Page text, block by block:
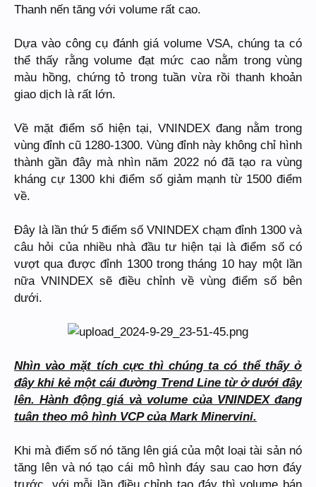
Thanh nến tăng với volume rất cao.
Dựa vào công cụ đánh giá volume VSA, chúng ta có
thể thấy rằng volume đạt mức cao nằm trong vùng
màu hồng, chứng tỏ trong tuần vừa rồi thanh khoản
giao dịch là rất lớn.
Về mặt điểm số hiện tại, VNINDEX đang nằm trong
vùng đỉnh cũ 1280-1300. Vùng đỉnh này không chỉ hình
thành gần đây mà nhìn năm 2022 nó đã tạo ra vùng
kháng cự 1300 khi điểm số giảm mạnh từ 1500 điểm
về.
Đây là lần thứ 5 điểm số VNINDEX chạm đỉnh 1300 và
câu hỏi của nhiều nhà đầu tư hiện tại là điểm số có
vượt qua được đỉnh 1300 trong tháng 10 hay một lần
nữa VNINDEX sẽ điều chỉnh về vùng điểm số bên
dưới.
Nhìn vào mặt tích cực thì chúng ta có thể thấy ở
đây khi kẻ một cái đường Trend Line từ ở dưới đây
lên. Hành động giá và volume của VNINDEX đang
tuân theo mô hình VCP của Mark Minervini.
Khi mà điểm số nó tăng lên giá của một loại tài sản nó
tăng lên và nó tạo cái mô hình đáy sau cao hơn đáy
trước, với mỗi lần điều chỉnh tạo đáy thì volume bán